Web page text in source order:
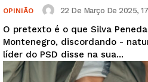
OPINIÃO 22 De Março De 2025,
O pretexto é o que Silva
Montenegro, discordando -
líder do PSD disse na sua...